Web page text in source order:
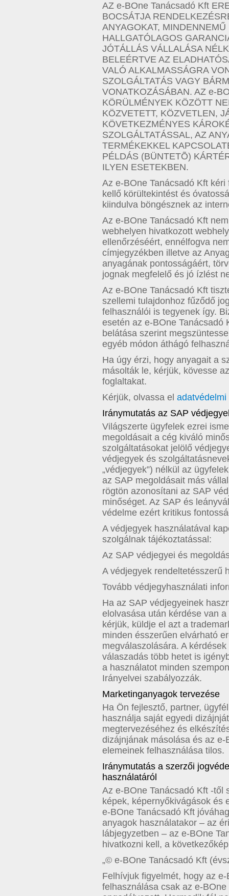
AZ e-BOne Tanácsadó Kft
BOCSÁTJA
ANYAGOKAT,
HALLGATÓLAGOS
JÓTÁLLÁS VÁLLALÁSA
BELEÉRTVE AZ
VALÓ ALKALMASSÁGRA
SZOLGÁLTATÁS VAGY
VONATKOZÁSÁBAN. AZ e-
KÖRÜLMÉNYEK KÖZÖTT
KÖZVETETT, KÖZVETLEN,
KÖVETKEZMÉNYES
SZOLGÁLTATÁSSAL, AZ
TERMÉKEKKEL
PÉLDÁS (BÜNTETÕ)
ILYEN ESETEKBEN.
Az e-BOne Tanácsadó Kft
kellő körültekintést és
kiindulva böngésznek az
Az e-BOne Tanácsadó Kft
webhelyen hivatkozott
ellenőrzéséért, ennélfogva
címjegyzékben illetve az
anyagának pontosságáért,
jognak megfelelő és jó ízlést
Az e-BOne Tanácsadó Kft
szellemi tulajdonhoz fűződő
felhasználói is tegyenek így.
esetén az e-BOne Tanácsadó
belátása szerint
egyéb módon áthágó
Ha úgy érzi, hogy anyagait a
másolták le, kérjük, kövesse
foglaltakat.
Kérjük, olvassa el
Iránymutatás az SAP
Világszerte ügyfelek ezrei
megoldásait a cég kiváló
szolgáltatásokat jelölő
védjegyek és
„védjegyek”) nélkül az
az SAP megoldásait más
rögtön azonosítani az SAP
minőséget. Az SAP és
védelme ezért kritikus
A védjegyek használatával
szolgálnak tájékoztatással:
Az SAP védjegyei és
A védjegyek rendeltetésszerű
Tovább védjegyhasználati
Ha az SAP védjegyeinek
elolvasása után kérdése van
kérjük, küldje el azt a
minden ésszerűen elvárható
megválaszolására. A
válaszadás több hetet is
a használatot minden
Irányelvei szabályozzák.
Marketinganyagok tervezése
Ha Ön fejlesztő, partner,
használja saját egyedi
megtervezéséhez és
dizájnjának másolása és az
elemeinek felhasználása tilos.
Iránymutatás a szerzői
használatáról
Az e-BOne Tanácsadó Kft -től
képek, képernyőkivágások és
e-BOne Tanácsadó Kft
anyagok használatakor – az
lábjegyzetben – az e-BOne
hivatkozni kell, a
„© e-BOne Tanácsadó Kft
Felhívjuk figyelmét, hogy az
felhasználása csak az e-